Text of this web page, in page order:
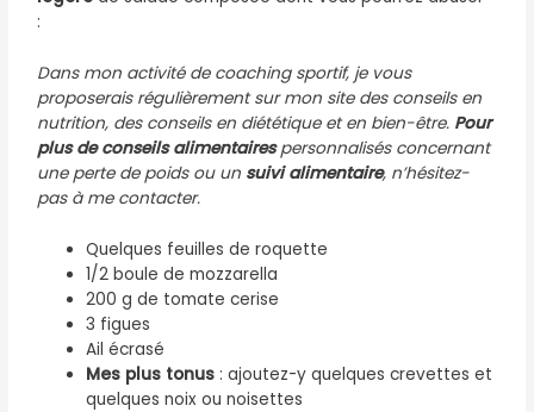
:
Dans mon activité de coaching sportif, je vous
proposerais régulièrement sur mon site des conseils en
nutrition, des conseils en diététique et en bien-être. Pour
plus deconseils alimentairespersonnalisés concernant
une perte de poids ou un suivi alimentaire, n’hésitez-
pas à me contacter.
Quelques feuilles de roquette
1/2 boule de mozzarella
200 g de tomate cerise
3 figues
Ail écrasé
Mes plus tonus : ajoutez-y quelques crevettes et
quelques noix ou noisettes